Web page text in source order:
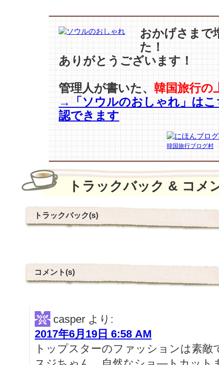
おかげさまで
た！
ありがとうございます！
管理人が書いた、 韓国旅行の
→「ソウルのおしゃれ」はこ
認できます
韓国旅行ブログ村
トラックバック & コメ
トラックバック(s)
コメント(s)
casper より:
2017年6月19日 6:58 AM
トップスターのファッションは素敵